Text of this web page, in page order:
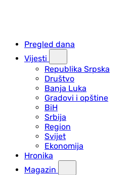
Pregled dana
Vijesti
Republika Srpska
Društvo
Banja Luka
Gradovi i opštine
BiH
Srbija
Region
Svijet
Ekonomija
Hronika
Magazin